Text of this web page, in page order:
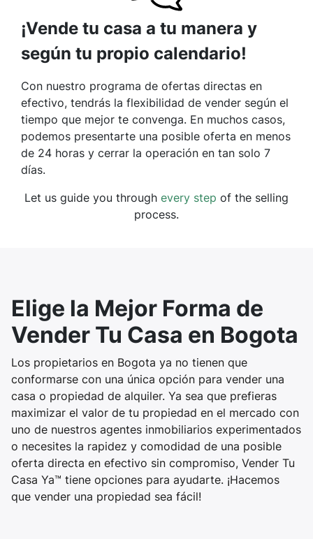
¡Vende tu casa a tu manera y
según tu propio calendario!
Con nuestro programa de ofertas directas en
efectivo, tendrás la flexibilidad de vender según el
tiempo que mejor te convenga. En muchos casos,
podemos presentarte una posible oferta en menos
de 24 horas y cerrar la operación en tan solo 7
días.
Let us guide you through every step of the selling
process.
Elige la Mejor Forma de
Vender Tu Casa en Bogota
Los propietarios en Bogota ya no tienen que
conformarse con una única opción para vender una
casa o propiedad de alquiler. Ya sea que prefieras
maximizar el valor de tu propiedad en el mercado con
uno de nuestros agentes inmobiliarios experimentados
o necesites la rapidez y comodidad de una posible
oferta directa en efectivo sin compromiso, Vender Tu
Casa Ya™ tiene opciones para ayudarte. ¡Hacemos
que vender una propiedad sea fácil!